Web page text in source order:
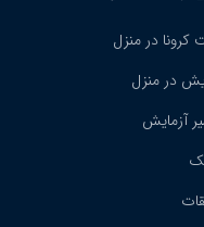
در منزل
در منزل
آزمایش